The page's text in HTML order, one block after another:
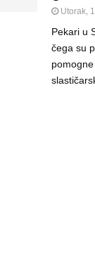
Utorak,
Pekari u
čega su